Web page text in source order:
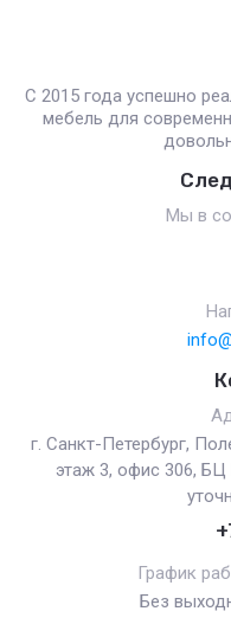
С 2015 года успешно
мебель для
Мы в
г. Санкт-Петербург,
этаж 3, офис 306,
График
Без